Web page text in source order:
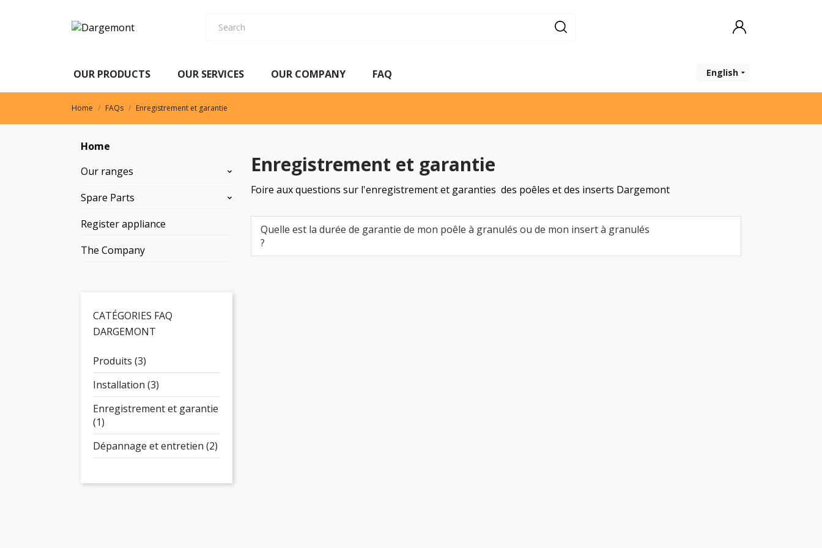
OUR PRODUCTS OUR SERVICES OUR COMPANY FAQ English
Home FAQs Enregistrement et garantie
Home
Our ranges
Spare Parts
Register appliance
The Company
CATÉGORIES FAQ
DARGEMONT
Produits (3)
Installation (3)
Enregistrement et garantie
(1)
Dépannage et entretien (2)
Enregistrement et garantie
Foire aux questions sur l'enregistrement et garanties des poêles et des inserts Dargemont
Quelle est la durée de garantie de mon poêle à granulés ou de mon insert à granulés
?